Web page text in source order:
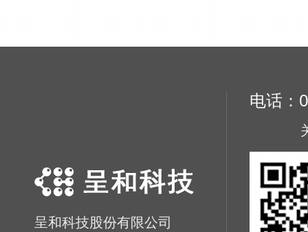
呈和科技股份有限公司
电话：